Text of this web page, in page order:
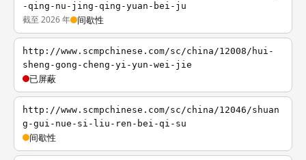
-qing-nu-jing-qing-yuan-bei-ju
截至 2026 年 间歇性
http://www.scmpchinese.com/sc/china/12008/hui-
sheng-gong-cheng-yi-yun-wei-jie
已屏蔽
http://www.scmpchinese.com/sc/china/12046/shuan
g-gui-nue-si-liu-ren-bei-qi-su
间歇性